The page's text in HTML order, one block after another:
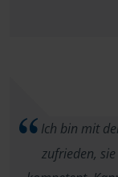
Ich bin mit
zufrieden,